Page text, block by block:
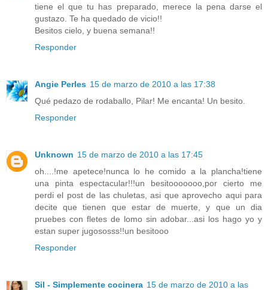
tiene el que tu has preparado, merece la pena darse el
gustazo. Te ha quedado de vicio!!
Besitos cielo, y buena semana!!
Responder
Angie Perles 15 de marzo de 2010 a las 17:38
Qué pedazo de rodaballo, Pilar! Me encanta! Un besito.
Responder
Unknown 15 de marzo de 2010 a las 17:45
oh....!me apetece!nunca lo he comido a la plancha!tiene
una pinta espectacular!!!un besitooooooo,por cierto me
perdi el post de las chuletas, asi que aprovecho aqui para
decite que tienen que estar de muerte, y que un dia
pruebes con fletes de lomo sin adobar...asi los hago yo y
estan super jugososss!!un besitooo
Responder
Sil - Simplemente cocinera 15 de marzo de 2010 a las